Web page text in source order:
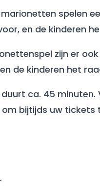
spelen
en de kinderen
zijn er
de kinderen het
ca. 45
bijtijds uw tickets